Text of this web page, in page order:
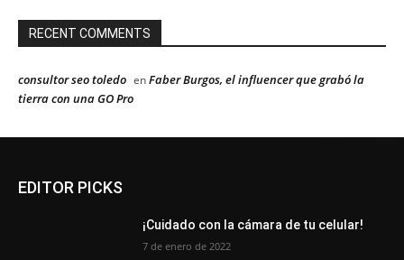
RECENT COMMENTS
consultor seo toledo enFaber Burgos, el influencer que grabó la
tierra con una GO Pro
EDITOR PICKS
¡Cuidado con la cámara de tu celular!
7 de enero de 2022